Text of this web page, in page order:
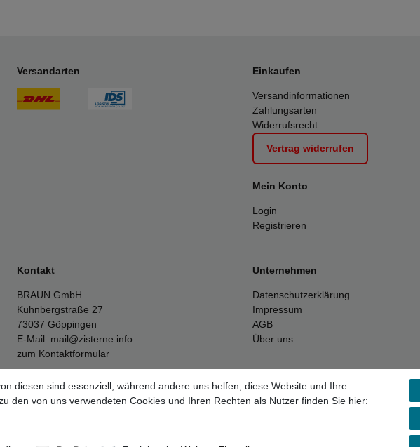
Versandarten Einkaufen
Versandinformationen
Zahlungsarten
Widerrufsrecht
Vertrag widerrufen
Mein Konto
Login
Registrieren
Kontakt
BRAUN GmbH
Kuhnbergstraße 27
73037 Göppingen
E-Mail: mail@zisterne.info
zum Kontaktformular
Unternehmen
Datenschutzerklärung
Impressum
AGB
Über uns
Alle Preise inkl. 19% Mehrwertsteuer.
* Die verkauften Stückzahlen beziehen sich auf die Verkäufe in unseren Shops und
** Der kostenlose Versand erfolgt ausschließlich innerhalb des deutschen Festlandes
diesen sind essenziell, während andere uns helfen, diese Website und Ihre
den von uns verwendeten Cookies und Ihren Rechten als Nutzer finden Sie hier: